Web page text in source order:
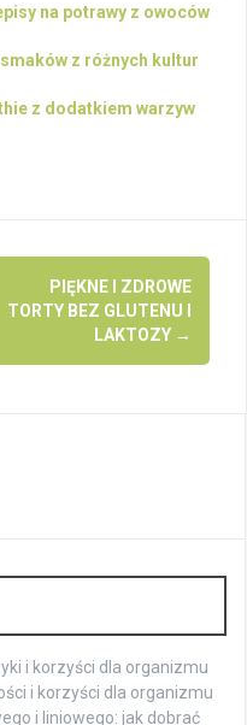
na potrawy z owoców
z różnych kultur
z dodatkiem warzyw
PIĘKNE I ZDROWE
TORTY BEZ GLUTENU I
LAKTOZY →
i korzyści dla organizmu
i korzyści dla organizmu
i liniowego: jak dobrać